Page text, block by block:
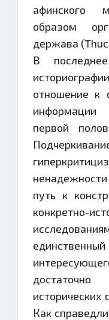
афинского
образом
держава
В
отношение к
информации
первой
путь к
конкретно-
исторических
Как